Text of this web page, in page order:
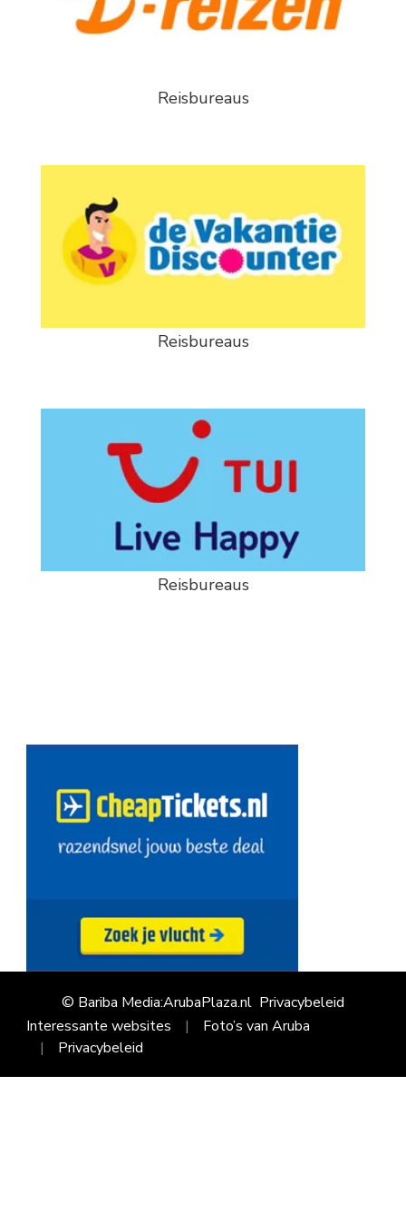
Reisbureaus
Reisbureaus
Reisbureaus
© Bariba Media:ArubaPlaza.nl Privacybeleid
Interessante websites
Foto’s van Aruba
Privacybeleid